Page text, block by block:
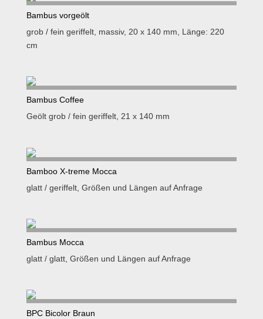
Bambus vorgeölt
grob / fein geriffelt, massiv, 20 x 140 mm, Länge: 220
cm
Bambus Coffee
Geölt grob / fein geriffelt, 21 x 140 mm
Bamboo X-treme Mocca
glatt / geriffelt, Größen und Längen auf Anfrage
Bambus Mocca
glatt / glatt, Größen und Längen auf Anfrage
BPC Bicolor Braun